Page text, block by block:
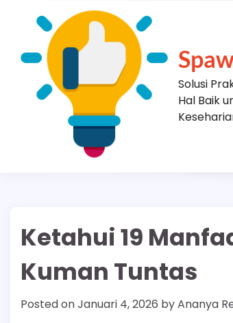
Solusi
Hal Baik
Ketahui 19
Kuman Tuntas
Posted onJanuari 4, 2026 byAnanya